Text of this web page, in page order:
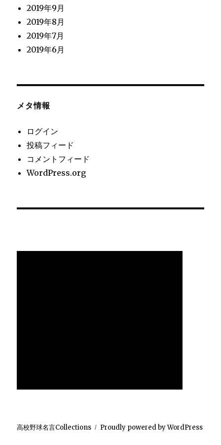
2019年9月
2019年8月
2019年7月
2019年6月
メタ情報
ログイン
投稿フィード
コメントフィード
WordPress.org
高校野球名言Collections Proudly powered by WordPress